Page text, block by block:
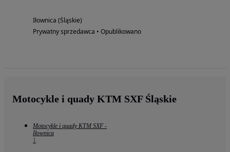
Iłownica (Śląskie)
Prywatny sprzedawca • Opublikowano
Motocykle i quady KTM SXF Śląskie
Motocykle i quady KTM SXF -
Iłownica
1